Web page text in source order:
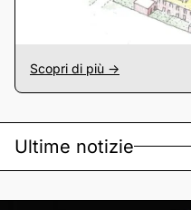
Scopri di più ->
Ultime notizie